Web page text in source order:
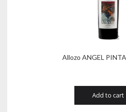
Allozo ANGEL
Add to cart